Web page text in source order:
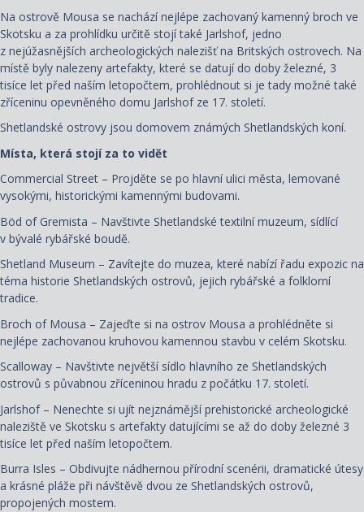
Na ostrově Mousa se nachází nejlépe zachovaný kamenný broch ve
Skotsku a za prohlídku určitě stojí také Jarlshof, jedno
z nejúžasnějších archeologických nalezišť na Britských ostrovech. Na
místě byly nalezeny artefakty, které se datují do doby železné, 3
tisíce let před naším letopočtem, prohlédnout si je tady možné také
zříceninu opevněného domu Jarlshof ze 17. století.
Shetlandské ostrovy jsou domovem známých Shetlandských koní.
Místa, která stojí za to vidět
Commercial Street – Projděte se po hlavní ulici města, lemované
vysokými, historickými kamennými budovami.
Böd of Gremista – Navštivte Shetlandské textilní muzeum, sídlící
v bývalé rybářské boudě.
Shetland Museum – Zavítejte do muzea, které nabízí řadu expozic na
téma historie Shetlandských ostrovů, jejich rybářské a folklorní
tradice.
Broch of Mousa – Zajeďte si na ostrov Mousa a prohlédněte si
nejlépe zachovanou kruhovou kamennou stavbu v celém Skotsku.
Scalloway – Navštivte největší sídlo hlavního ze Shetlandských
ostrovů s půvabnou zříceninou hradu z počátku 17. století.
Jarlshof – Nenechte si ujít nejznámější prehistorické archeologické
naleziště ve Skotsku s artefakty datujícími se až do doby železné 3
tisíce let před naším letopočtem.
Burra Isles – Obdivujte nádhernou přírodní scenérii, dramatické útesy
a krásné pláže při návštěvě dvou ze Shetlandských ostrovů,
propojených mostem.